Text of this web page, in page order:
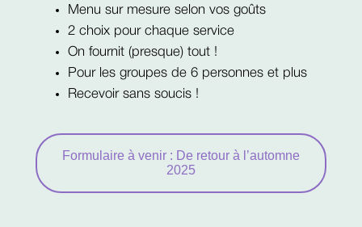
Menu sur mesure selon vos goûts
2 choix pour chaque service
On fournit (presque) tout !
Pour les groupes de 6 personnes et plus
Recevoir sans soucis !
Formulaire à venir : De retour à l’automne
2025